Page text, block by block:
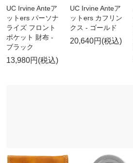
UC Irvine Anteア
ットers パーソナ
ライズ フロント
ポケット 財布 -
ブラック
13,980円(税込)
UC Irvine Anteア
ットers カフリン
クス - ゴールド
20,640円(税込)